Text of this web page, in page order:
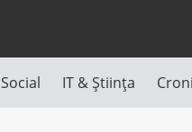
Social IT & Știința